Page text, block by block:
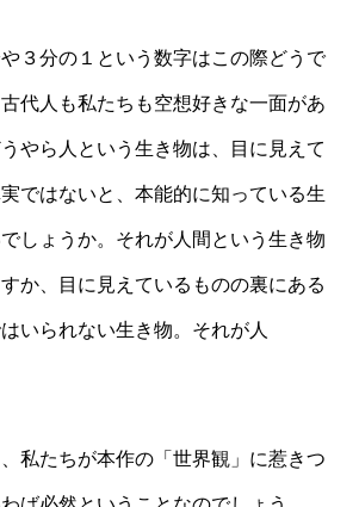
３分の１という数字はこの際どうで
代人も私たちも空想好きな一面があ
やら人という生き物は、目に見えて
ではないと、本能的に知っている生
しょうか。それが人間という生き物
か、目に見えているものの裏にある
いられない生き物。それが人
私たちが本作の「世界観」に惹きつ